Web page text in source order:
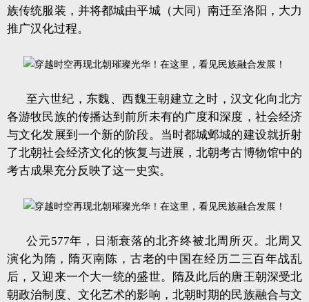
族传统服装，并将都城由平城（大同）南迁至洛阳，大力
推广汉化过程。
至六世纪，东魏、西魏王朝建立之时，汉文化向北方
各游牧民族的传播达到前所未有的广度和深度，社会经济
与文化发展到一个新的阶段。当时都城邺城的建设就折射
了北朝社会经济文化的恢复与进展，北朝考古博物馆中的
考古成果充分反映了这一史实。
公元577年，日渐衰落的北齐终被北周所灭。北周又
演化为隋，隋灭南陈，古老的中国在经历二三百年战乱
后，又迎来一个大一统的盛世。隋及此后的唐王朝深受北
朝政治制度、文化艺术的影响，北朝时期的民族融合与文